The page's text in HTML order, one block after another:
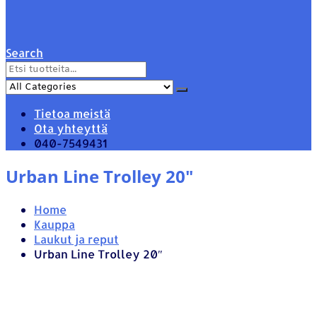
Search
Tietoa meistä
Ota yhteyttä
040-7549431
Urban Line Trolley 20″
Home
Kauppa
Laukut ja reput
Urban Line Trolley 20″